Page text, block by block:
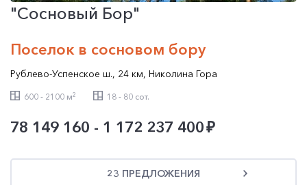
"Сосновый Бор"
Поселок в сосновом бору
Рублево-Успенское ш., 24 км, Николина Гора
600 - 2100 м2 18 - 80 сот.
78 149 160 - 1 172 237 400
23 ПРЕДЛОЖЕНИЯ